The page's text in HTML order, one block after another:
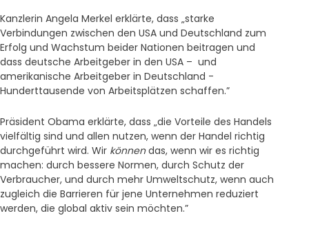
Kanzlerin Angela Merkel erklärte, dass „starke
Verbindungen zwischen den USA und Deutschland zum
Erfolg und Wachstum beider Nationen beitragen und
dass deutsche Arbeitgeber in den USA – und
amerikanische Arbeitgeber in Deutschland -
Hunderttausende von Arbeitsplätzen schaffen.”
Präsident Obama erklärte, dass „die Vorteile des Handels
vielfältig sind und allen nutzen, wenn der Handel richtig
durchgeführt wird. Wir könnendas, wenn wir es richtig
machen: durch bessere Normen, durch Schutz der
Verbraucher, und durch mehr Umweltschutz, wenn auch
zugleich die Barrieren für jene Unternehmen reduziert
werden, die global aktiv sein möchten.”